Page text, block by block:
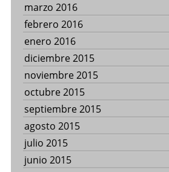
marzo 2016
febrero 2016
enero 2016
diciembre 2015
noviembre 2015
octubre 2015
septiembre 2015
agosto 2015
julio 2015
junio 2015